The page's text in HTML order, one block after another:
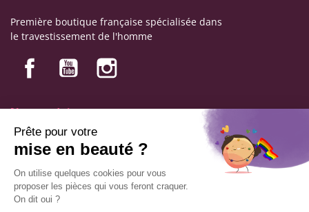
Première boutique française spécialisée dans
le travestissement de l'homme
Nos produits
Nos engagements
Informations
Mentions légales